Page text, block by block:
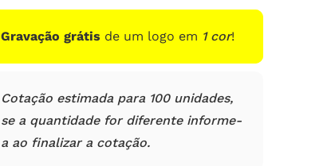
Gravação grátis de um logo em 1 cor!
Cotação estimada para 100 unidades,
se a quantidade for diferente informe-
a ao finalizar a cotação.